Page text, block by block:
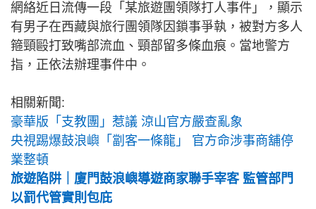
網絡近日流傳一段「某旅遊團領隊打人事件」，顯示
有男子在西藏與旅行團領隊因鎖事爭執，被對方多人
箍頸毆打致嘴部流血、頸部留多條血痕。當地警方
指，正依法辦理事件中。
相關新聞:
豪華版「支教團」惹議 涼山官方嚴查亂象
央視踢爆鼓浪嶼「劏客一條龍」 官方命涉事商舖停
業整頓
旅遊陷阱｜廈門鼓浪嶼導遊商家聯手宰客 監管部門
以罰代管實則包庇